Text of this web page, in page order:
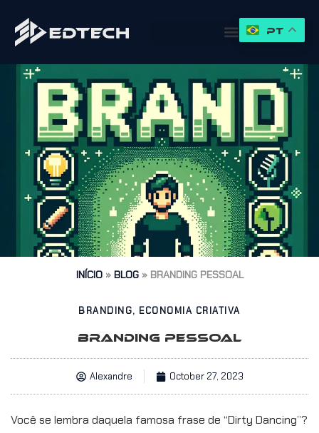
INÍCIO» BLOG» BRANDING PESSOAL
BRANDING, ECONOMIA CRIATIVA
BRANDING PESSOAL
Alexandre October 27, 2023
Você se lembra daquela famosa frase de “Dirty Dancing”?
PT